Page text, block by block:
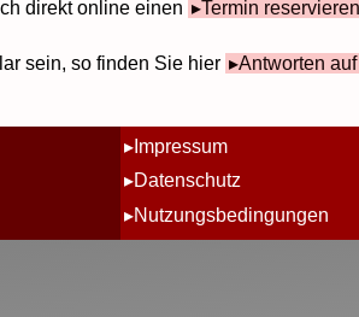
direkt online einen Termin reservieren
sein, so finden Sie hier Antworten
Impressum
Datenschutz
Nutzungsbedingungen